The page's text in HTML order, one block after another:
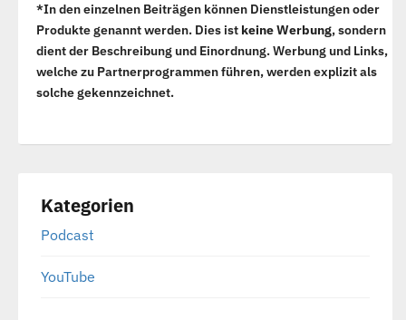
*In den einzelnen Beiträgen können Dienstleistungen oder
Produkte genannt werden. Dies ist keine Werbung, sondern
dient der Beschreibung und Einordnung. Werbung und Links,
welche zu Partnerprogrammen führen, werden explizit als
solche gekennzeichnet.
Kategorien
Podcast
YouTube